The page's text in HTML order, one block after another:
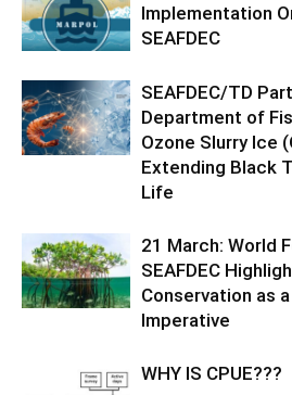
Implementation
SEAFDEC
SEAFDEC/TD
Department of
Ozone Slurry Ice
Extending Black
Life
21 March: World
SEAFDEC
Conservation as
Imperative
WHY IS CPUE???